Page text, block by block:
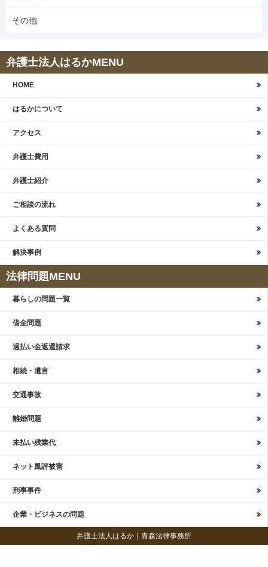
その他
弁護士法人はるかMENU
HOME
はるかについて
アクセス
弁護士費用
弁護士紹介
ご相談の流れ
よくある質問
解決事例
法律問題MENU
暮らしの問題一覧
借金問題
過払い金返還請求
相続・遺言
交通事故
離婚問題
未払い残業代
ネット風評被害
刑事事件
企業・ビジネスの問題
弁護士法人はるか｜青森法律事務所